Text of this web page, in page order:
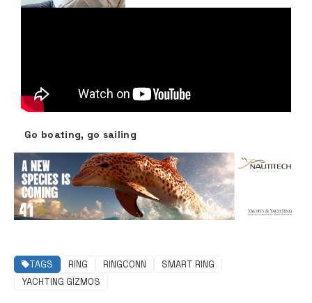
Go boating, go sailing
TAGS RING RINGCONN
SMART RING
YACHTING GIZMOS